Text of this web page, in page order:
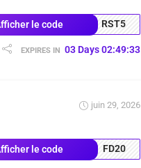
le code RST5
EXPIRES IN 03 Days 02:49:32
juin 29, 2026
le code FD20